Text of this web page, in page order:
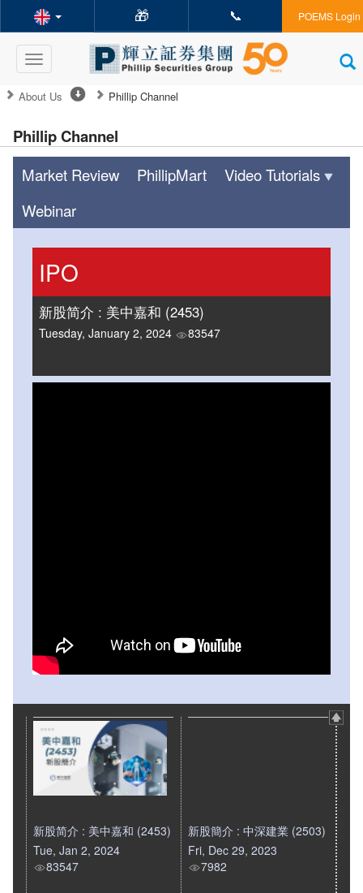
🎁 📞 POEMS Login
Toggle
navigation
About Us Phillip Channel
Phillip Channel
Market Review PhillipMart
Video Tutorials
Webinar
IPO
新股简介 : 美中嘉和 (2453)
Tuesday, January 2, 2024 83547
新股简介 : 美中嘉和 (2453)
Tue, Jan 2, 2024
83547
新股簡介 : 中深建業 (2503)
Fri, Dec 29, 2023
7982